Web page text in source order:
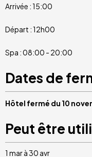
Arrivée : 15:00
Départ : 12h00
Spa : 08:00 - 20:00
Dates de
Hôtel fermé du 10
Peut être
1 mar à 30 avr